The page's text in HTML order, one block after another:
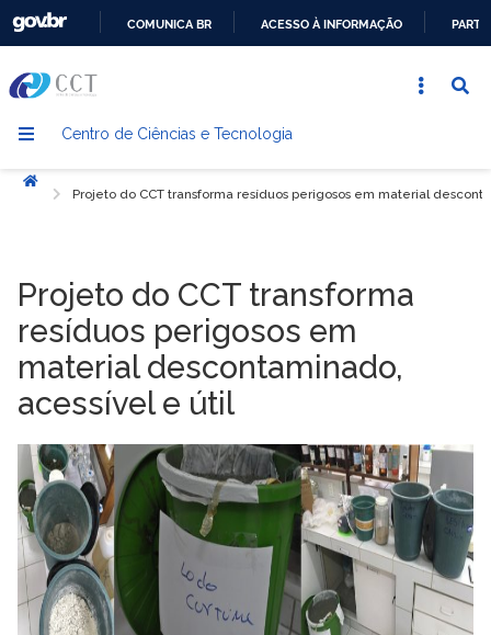
CONTEÚDO
COMUNICA BR ACESSO À INFORMAÇÃO
Centro de Ciências e Tecnologia
Início
Projeto do CCT transforma resíduos perigosos em material
Projeto do CCT transforma
resíduos perigosos em
material descontaminado,
acessível e útil